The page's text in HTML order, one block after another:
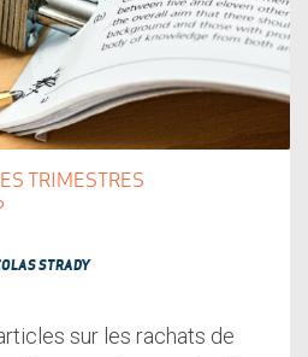
TRIMESTRES
STRADY
sur les rachats de